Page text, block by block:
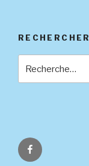
RECHERCHER
pour
Facebook